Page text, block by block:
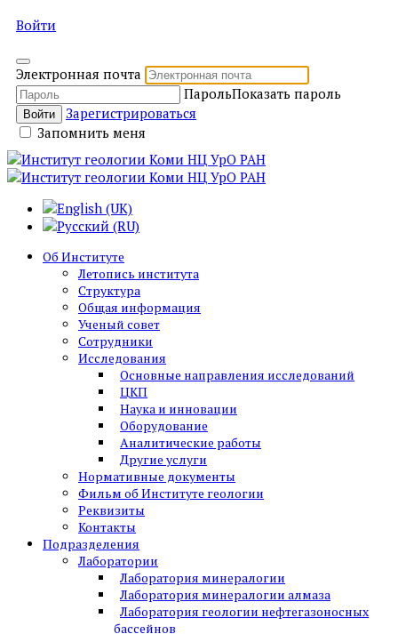
Войти
Электронная почта
ПарольПоказать пароль
Войти
Зарегистрироваться
Запомнить меня
Об Институте
Летопись института
Структура
Общая информация
Ученый совет
Сотрудники
Исследования
Основные направления исследований
ЦКП
Наука и инновации
Оборудование
Аналитические работы
Другие услуги
Нормативные документы
Фильм об Институте геологии
Реквизиты
Контакты
Подразделения
Лаборатории
Лаборатория минералогии
Лаборатория минералогии алмаза
Лаборатория геологии нефтегазоносных
бассейнов